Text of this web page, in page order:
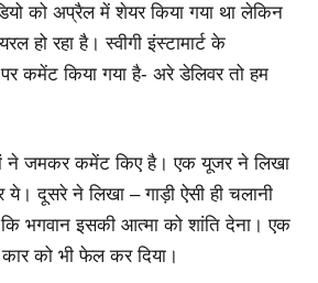
को अप्रैल में शेयर किया गया था लेकिन
हो रहा है। स्वीगी इंस्टामार्ट के
कमेंट किया गया है- अरे डेलिवर तो हम
ने जमकर कमेंट किए है। एक यूजर ने लिखा
ये। दूसरे ने लिखा – गाड़ी ऐसी ही चलानी
कि भगवान इसकी आत्मा को शांति देना। एक
को भी फेल कर दिया।